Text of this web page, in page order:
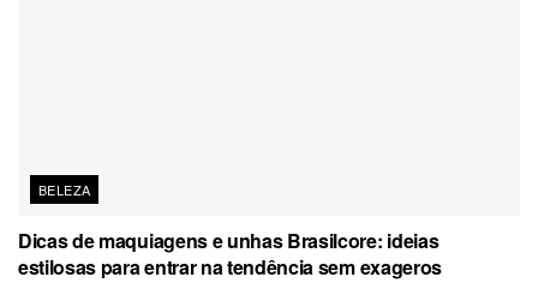
BELEZA
Dicas de maquiagens e unhas Brasilcore: ideias
estilosas para entrar na tendência sem exageros